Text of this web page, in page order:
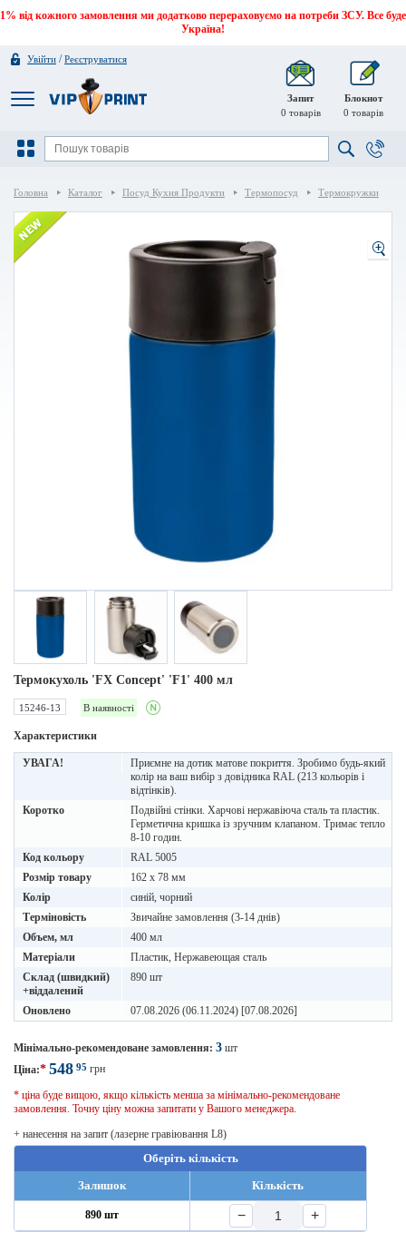
1% від кожного замовлення ми додатково перераховуємо на потреби ЗСУ. Все буде
Україна!
Увійти /Реєструватися
Запит
0 товарів
Блокнот
0 товарів
Головна Каталог Посуд Кухня Продукти Термопосуд Термокружки
Термокухоль 'FX Concept' 'F1' 400 мл
15246-13 В наявності
Характеристики
УВАГА!
Приємне на дотик матове покриття. Зробимо будь-який
колір на ваш вибір з довідника RAL (213 кольорів і
відтінків).
Коротко
Подвійні стінки. Харчові нержавіюча сталь та пластик.
Герметична кришка із зручним клапаном. Тримає тепло
8-10 годин.
Код кольору
RAL 5005
Розмір товару
162 х 78 мм
Колір
синій, чорний
Терміновість
Звичайне замовлення (3-14 днів)
Объем, мл
400 мл
Матеріали
Пластик, Нержавеющая сталь
Склад (швидкий)
+віддалений
890 шт
Оновлено 07.08.2026 (06.11.2024) [07.08.2026]
Мінімально-рекомендоване замовлення: 3 шт
Ціна:* 548 95 грн
* ціна буде вищою, якщо кількість менша за мінімально-рекомендоване
замовлення. Точну ціну можна запитати у Вашого менеджера.
+ нанесення на запит (лазерне гравіювання L8)
Оберіть кількість
Залишок
Кількість
890 шт − +